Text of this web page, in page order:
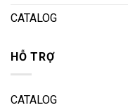
CATALOG
HỖ TRỢ
CATALOG